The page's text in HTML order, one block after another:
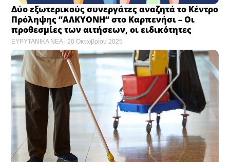
Δύο εξωτερικούς συνεργάτες αναζητά το Κέντρο
Πρόληψης “ΑΛΚΥΟΝΗ” στο Καρπενήσι – Οι
προθεσμίες των αιτήσεων, οι ειδικότητες
ΕΥΡΥΤΑΝΙΚΑ ΝΕΑ 20 Οκτωβρίου 2025